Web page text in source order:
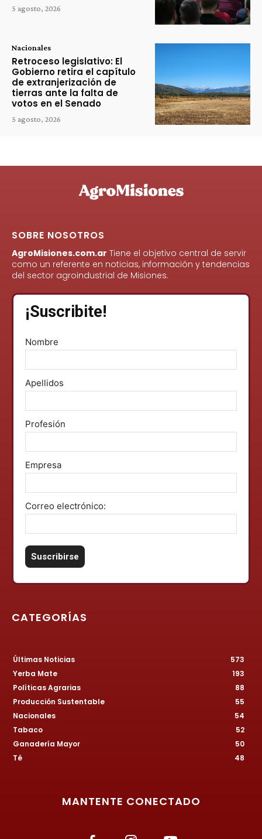
5 agosto, 2026
Nacionales
Retroceso legislativo: El
Gobierno retira el capítulo
de extranjerización de
tierras ante la falta de
votos en el Senado
5 agosto, 2026
SOBRE NOSOTROS
AgroMisiones.com.ar Tiene el objetivo central de servir
como un referente en noticias, información y tendencias
del sector agroindustrial de Misiones.
¡Suscribite!
Nombre
Apellidos
Profesión
Empresa
Correo electrónico:
CATEGORÍAS
Últimas Noticias
573
Yerba Mate
193
Políticas Agrarias
88
Producción Sustentable
55
Nacionales
54
Tabaco
52
Ganadería Mayor
50
Té
48
MANTENTE CONECTADO